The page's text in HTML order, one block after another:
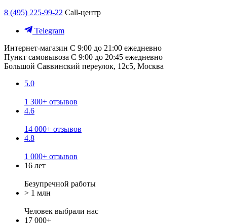
8 (495) 225-99-22 Call-центр
Telegram
Интернет-магазин С 9:00 до 21:00 ежедневно
Пункт самовывоза С 9:00 до 20:45 ежедневно
Большой Саввинский переулок, 12с5, Москва
5.0
1 300+ отзывов
4.6
14 000+ отзывов
4.8
1 000+ отзывов
16 лет
Безупречной работы
> 1 млн
Человек выбрали нас
17 000+